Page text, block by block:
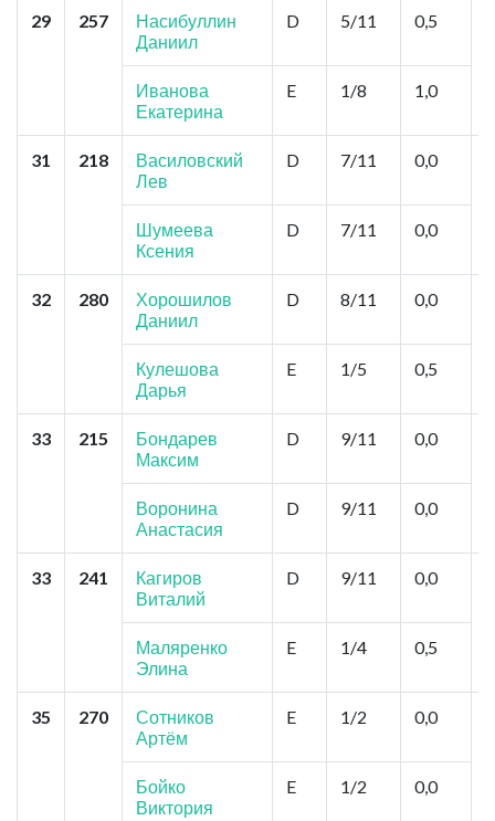
29 257
Насибуллин
Даниил
D 5/11 0,5
Иванова
Екатерина
E 1/8 1,0
31 218
Василовский
Лев
D 7/11 0,0
Шумеева
Ксения
D 7/11 0,0
32 280
Хорошилов
Даниил
D 8/11 0,0
Кулешова
Дарья
E 1/5 0,5
33 215
Бондарев
Максим
D 9/11 0,0
Воронина
Анастасия
D 9/11 0,0
33 241
Кагиров
Виталий
D 9/11 0,0
Маляренко
Элина
E 1/4 0,5
35 270
Сотников
Артём
E 1/2 0,0
Бойко
Виктория
E 1/2 0,0